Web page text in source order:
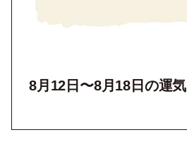
8月12 日〜8月18日の運気